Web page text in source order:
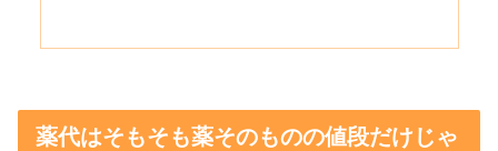
薬代はそもそも薬そのものの値段だけじゃ